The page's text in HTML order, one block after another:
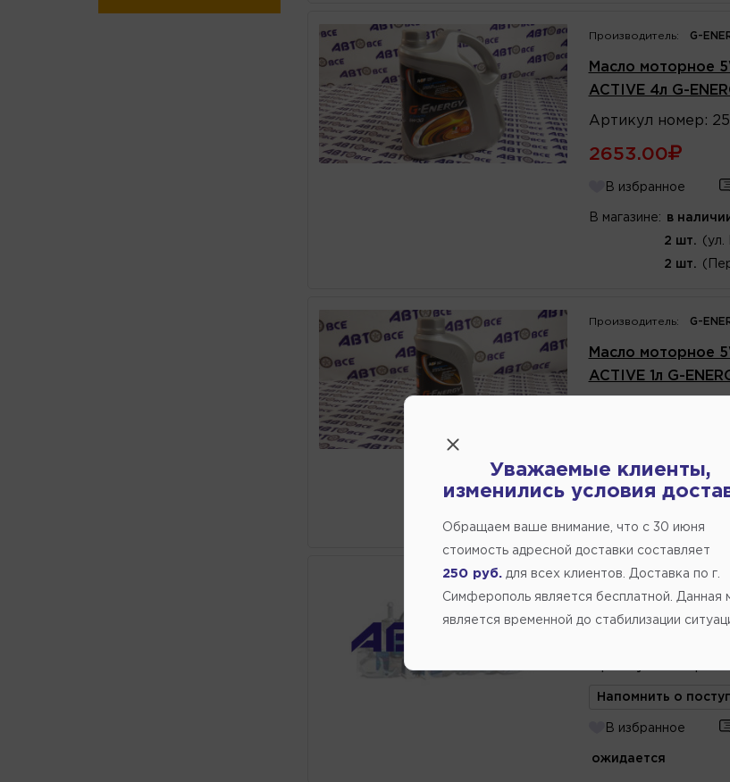
Производитель: G-
Масло моторное
ACTIVE 4л G-
Артикул номер :
2653.00
В избранное
В магазине: в
2 шт. (ул.
2 шт.
Производитель: G-
Масло моторное
ACTIVE 1л G-
В избранное
3 шт.(Переулок
2 шт.(ул. Генерала
Производитель: G-
Масло моторное
Напомнить о
В избранное
ожидается
Уважаемые клиенты,
изменились условия
Обращаем ваше внимание, что c 30 июня
стоимость адресной доставки составляет
250 руб. для всех клиентов. Доставка по г.
Симферополь является бесплатной. Данная
является временной до стабилизации